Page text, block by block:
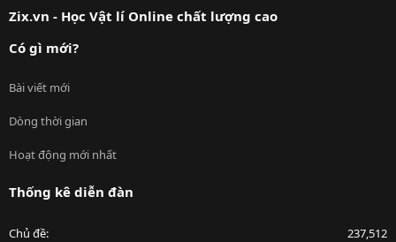
Zix.vn - Học Vật lí Online chất lượng cao
Có gì mới?
Bài viết mới
Dòng thời gian
Hoạt động mới nhất
Thống kê diễn đàn
Chủ đề 237,512